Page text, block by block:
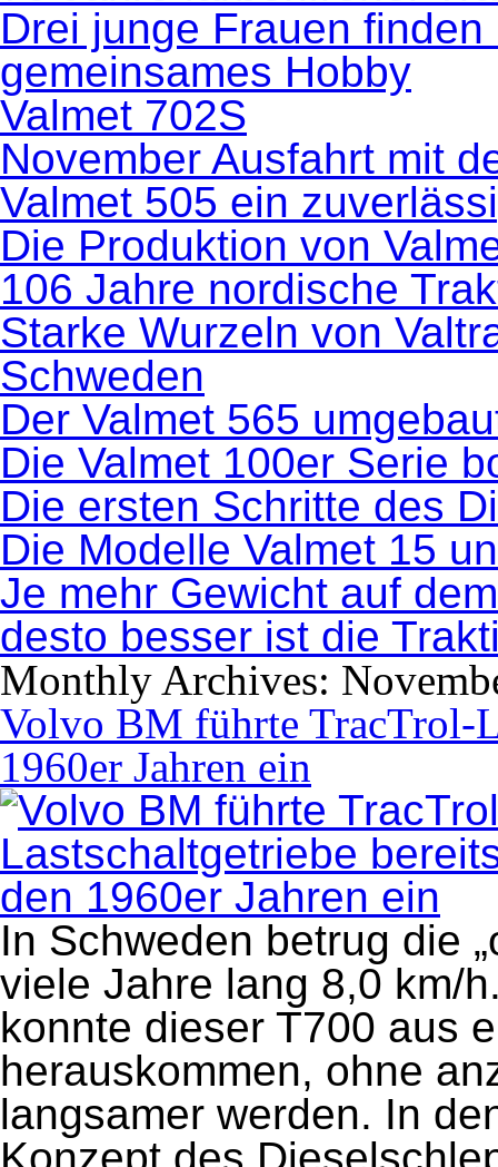
Drei junge Frauen
gemeinsames Hobby
Valmet 702S
November Ausfahrt mit
Valmet 505 ein
Die Produktion von
106 Jahre nordische
Starke Wurzeln von
Schweden
Der Valmet 565
Die Valmet 100er Serie
Die ersten Schritte des
Die Modelle Valmet 15
Je mehr Gewicht auf
desto besser ist die
Monthly Archives:
Volvo BM führte TracTrol-
1960er Jahren ein
In Schweden betrug die
viele Jahre lang 8,0 km/
konnte dieser T700 aus
herauskommen, ohne
langsamer werden. In